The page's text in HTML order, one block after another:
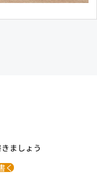
ましょう
く